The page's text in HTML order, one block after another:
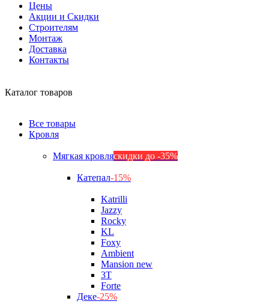
Цены
Акции и Скидки
Строителям
Монтаж
Доставка
Контакты
Каталог товаров
Все товары
Кровля
Мягкая кровляскидки до -35%
Катепал-15%
Katrilli
Jazzy
Rocky
KL
Foxy
Ambient
Mansion new
3Т
Forte
Деке-25%